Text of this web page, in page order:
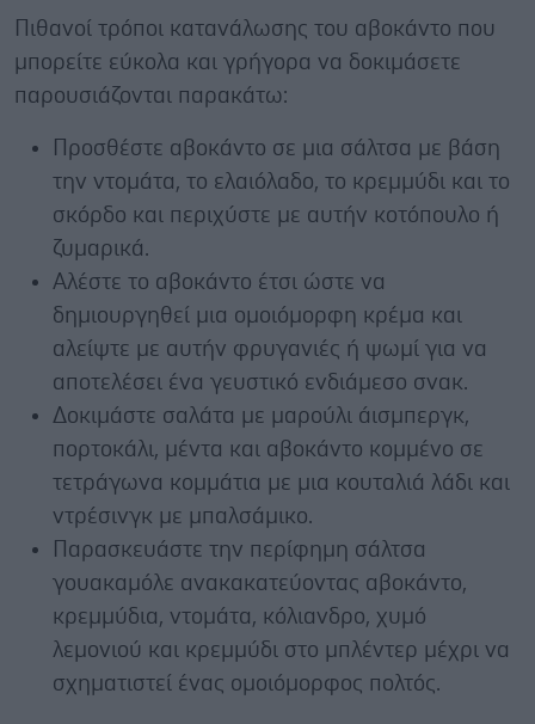
Πιθανοί τρόποι κατανάλωσης του αβοκάντο που
μπορείτε εύκολα και γρήγορα να δοκιμάσετε
παρουσιάζονται παρακάτω:
Προσθέστε αβοκάντο σε μια σάλτσα με βάση
την ντομάτα, το ελαιόλαδο, το κρεμμύδι και το
σκόρδο και περιχύστε με αυτήν κοτόπουλο ή
ζυμαρικά.
Αλέστε το αβοκάντο έτσι ώστε να
δημιουργηθεί μια ομοιόμορφη κρέμα και
αλείψτε με αυτήν φρυγανιές ή ψωμί για να
αποτελέσει ένα γευστικό ενδιάμεσο σνακ.
Δοκιμάστε σαλάτα με μαρούλι άισμπεργκ,
πορτοκάλι, μέντα και αβοκάντο κομμένο σε
τετράγωνα κομμάτια με μια κουταλιά λάδι και
ντρέσινγκ με μπαλσάμικο.
Παρασκευάστε την περίφημη σάλτσα
γουακαμόλε ανακακατεύοντας αβοκάντο,
κρεμμύδια, ντομάτα, κόλιανδρο, χυμό
λεμονιού και κρεμμύδι στο μπλέντερ μέχρι να
σχηματιστεί ένας ομοιόμορφος πολτός.